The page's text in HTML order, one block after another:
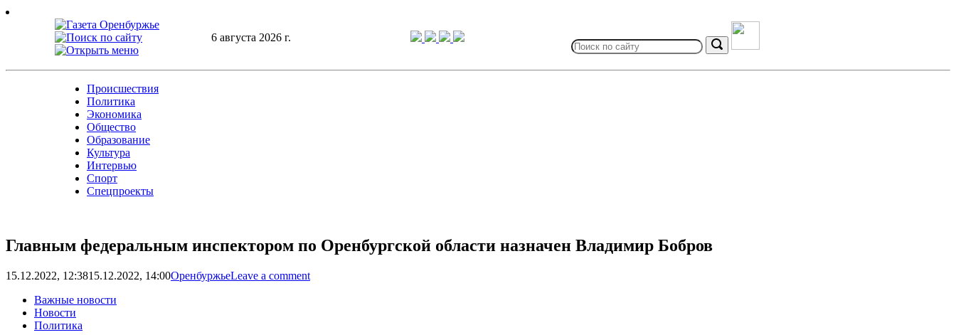
Skip
6 августа 2026 г.
for:
Search
Происшествия
Политика
Экономика
Общество
Образование
Культура
Интервью
Спорт
Спецпроекты
Главным федеральным инспектором по Оренбургской области назначен Владимир Бобров
15.12.2022, 12:3815.12.2022, 14:00ОренбуржьеLeave a comment
Важные новости
Новости
Политика